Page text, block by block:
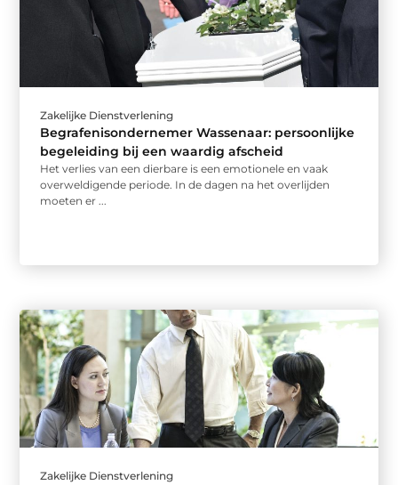
Zakelijke Dienstverlening
Begrafenisondernemer Wassenaar: persoonlijke
begeleiding bij een waardig afscheid
Het verlies van een dierbare is een emotionele en vaak
overweldigende periode. In de dagen na het overlijden
moeten er ...
Zakelijke Dienstverlening